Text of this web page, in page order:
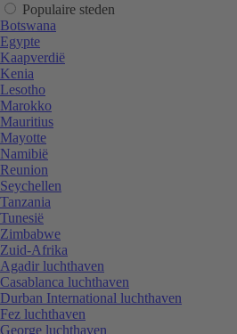
Populaire steden
Botswana
Egypte
Kaapverdië
Kenia
Lesotho
Marokko
Mauritius
Mayotte
Namibië
Reunion
Seychellen
Tanzania
Tunesië
Zimbabwe
Zuid-Afrika
Agadir luchthaven
Casablanca luchthaven
Durban International luchthaven
Fez luchthaven
George luchthaven